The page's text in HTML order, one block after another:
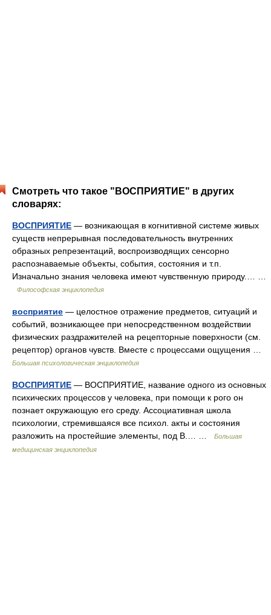
Смотреть что такое "ВОСПРИЯТИЕ" в других
словарях:
ВОСПРИЯТИЕ — возникающая в когнитивной системе живых
существ непрерывная последовательность внутренних
образных репрезентаций, воспроизводящих сенсорно
распознаваемые объекты, события, состояния и т.п.
Изначально знания человека имеют чувственную природу.… …
Философская энциклопедия
восприятие — целостное отражение предметов, ситуаций и
событий, возникающее при непосредственном воздействии
физических раздражителей на рецепторные поверхности (см.
рецептор) органов чувств. Вместе с процессами ощущения …
Большая психологическая энциклопедия
ВОСПРИЯТИЕ — ВОСПРИЯТИЕ, название одного из основных
психических процессов у человека, при помощи к рого он
познает окружающую его среду. Ассоциативная школа
психологии, стремившаяся все психол. акты и состояния
разложить на простейшие элементы, под В.… …
Большая
медицинская энциклопедия